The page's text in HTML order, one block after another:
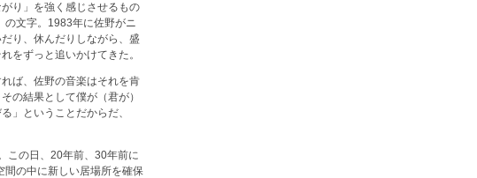
り」を強く感じさせるもの
の文字。1983年に佐野がニ
り、休んだりしながら、盛
をずっと追いかけてきた。
ば、佐野の音楽はそれを肯
の結果として僕が（君が）
」ということだからだ、
この日、20年前、30年前に
の中に新しい居場所を確保